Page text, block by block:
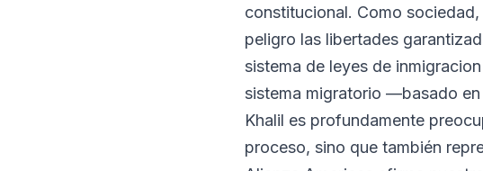
constitucional. Como
peligro las libertades
sistema de leyes de
sistema migratorio —basado
Khalil es profundamente
proceso, sino que también